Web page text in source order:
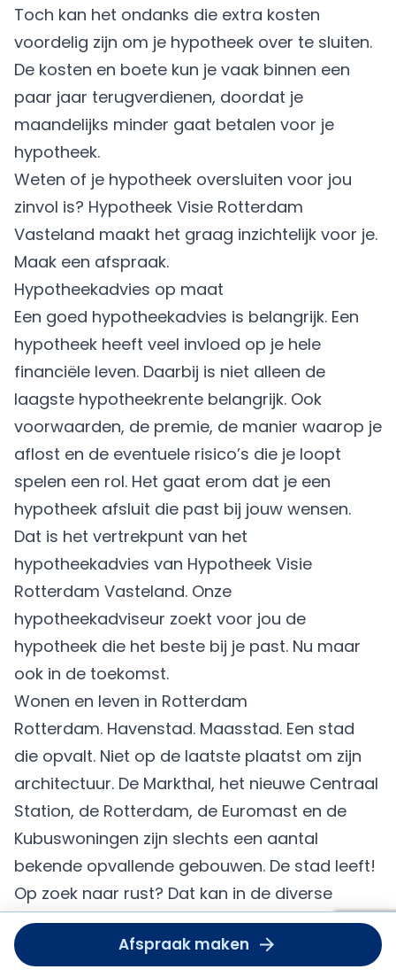
Toch kan het ondanks die extra kosten
voordelig zijn om je hypotheek over te sluiten.
De kosten en boete kun je vaak binnen een
paar jaar terugverdienen, doordat je
maandelijks minder gaat betalen voor je
hypotheek.
Weten of je hypotheek oversluiten voor jou
zinvol is? Hypotheek Visie Rotterdam
Vasteland maakt het graag inzichtelijk voor je.
Maak een afspraak.
Hypotheekadvies op maat
Een goed hypotheekadvies is belangrijk. Een
hypotheek heeft veel invloed op je hele
financiële leven. Daarbij is niet alleen de
laagste hypotheekrente belangrijk. Ook
voorwaarden, de premie, de manier waarop je
aflost en de eventuele risico’s die je loopt
spelen een rol. Het gaat erom dat je een
hypotheek afsluit die past bij jouw wensen.
Dat is het vertrekpunt van het
hypotheekadvies van Hypotheek Visie
Rotterdam Vasteland. Onze
hypotheekadviseur zoekt voor jou de
hypotheek die het beste bij je past. Nu maar
ook in de toekomst.
Wonen en leven in Rotterdam
Rotterdam. Havenstad. Maasstad. Een stad
die opvalt. Niet op de laatste plaatst om zijn
architectuur. De Markthal, het nieuwe Centraal
Station, de Rotterdam, de Euromast en de
Kubuswoningen zijn slechts een aantal
bekende opvallende gebouwen. De stad leeft!
Op zoek naar rust? Dat kan in de diverse
parken. Wonen aan het water, in de bruisende
binnenstad of een rustige woonwijk. In een
Afspraak maken
Om
dient